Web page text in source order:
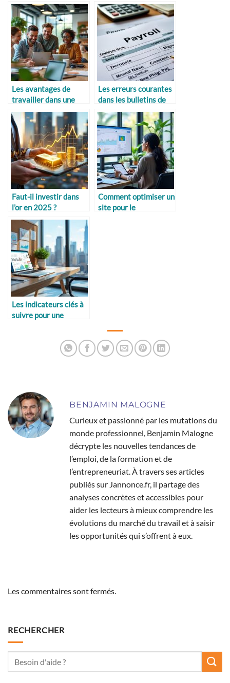
Les avantages de
travailler dans une
startup
Les erreurs courantes
dans les bulletins de
paie
Faut-il investir dans
l’or en 2025 ?
Comment optimiser un
site pour le
Les indicateurs clés à
suivre pour une
BENJAMIN MALOGNE
Curieux et passionné par les mutations du
monde professionnel, Benjamin Malogne
décrypte les nouvelles tendances de
l’emploi, de la formation et de
l’entrepreneuriat. À travers ses articles
publiés sur Jannonce.fr, il partage des
analyses concrètes et accessibles pour
aider les lecteurs à mieux comprendre les
évolutions du marché du travail et à saisir
les opportunités qui s’offrent à eux.
Les commentaires sont fermés.
RECHERCHER